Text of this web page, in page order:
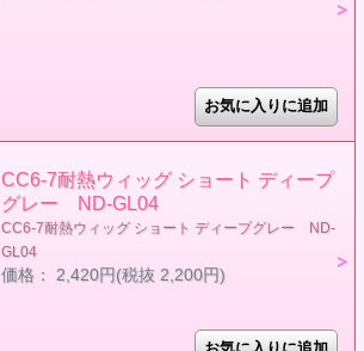
CC6-7耐熱ウィッグ ショート ディープ
グレー ND-GL04
CC6-7耐熱ウィッグ ショート ディープグレー ND-
GL04
価格： 2,420円(税抜 2,200円)